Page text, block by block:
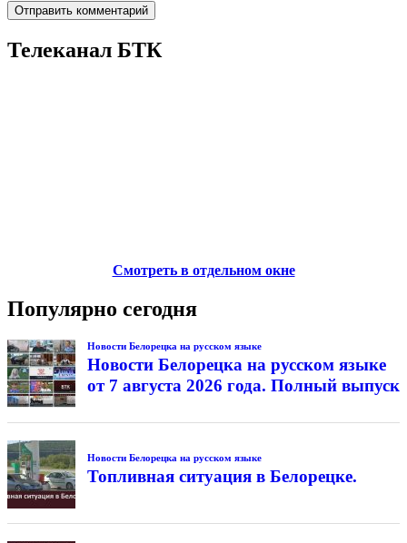
Телеканал БТК
Смотреть в отдельном окне
Популярно сегодня
Новости Белорецка на русском языке
Новости Белорецка на русском языке
от 7 августа 2026 года. Полный выпуск
Новости Белорецка на русском языке
Топливная ситуация в Белорецке.